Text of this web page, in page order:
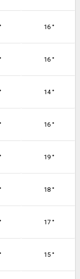
16 °
16 °
14 °
16 °
19 °
18 °
17 °
15 °